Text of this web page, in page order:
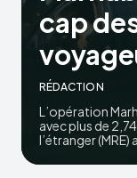
cap
RÉDACTION
L’opération
avec plus de
l’étranger (MRE)